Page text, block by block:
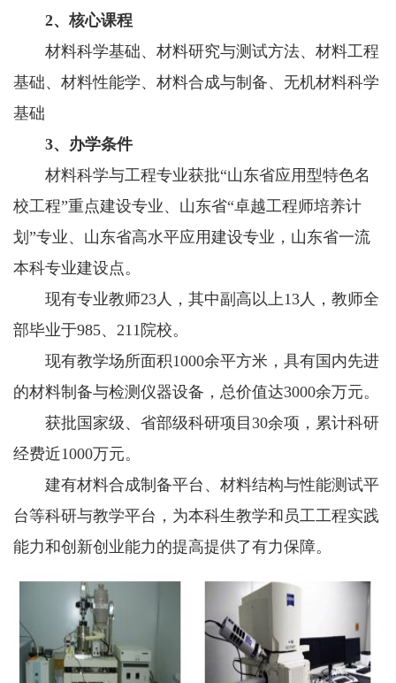
2、核心课程
材料科学基础、材料研究与测试方法、材料工程
基础、材料性能学、材料合成与制备、无机材料科学
基础
3、办学条件
材料科学与工程专业获批“山东省应用型特色名
校工程”重点建设专业、山东省“卓越工程师培养计
划”专业、山东省高水平应用建设专业，山东省一流
本科专业建设点。
现有专业教师23人，其中副高以上13人，教师全
部毕业于985、211院校。
现有教学场所面积1000余平方米，具有国内先进
的材料制备与检测仪器设备，总价值达3000余万元。
获批国家级、省部级科研项目30余项，累计科研
经费近1000万元。
建有材料合成制备平台、材料结构与性能测试平
台等科研与教学平台，为本科生教学和员工工程实践
能力和创新创业能力的提高提供了有力保障。